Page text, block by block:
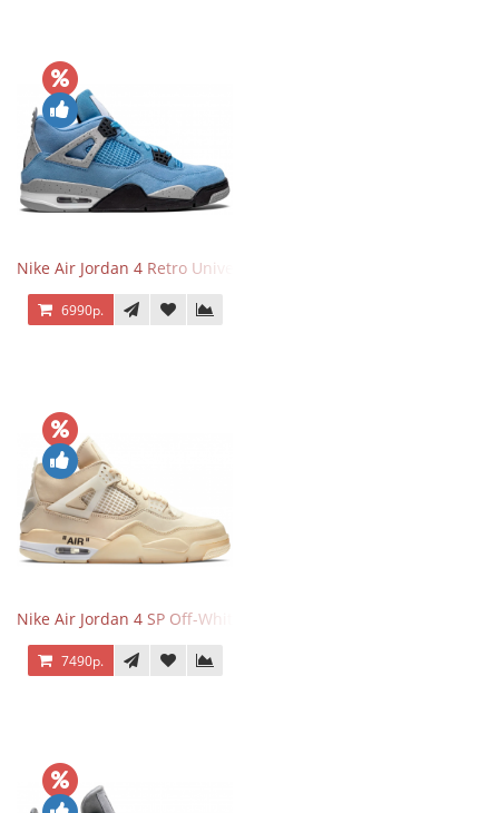
Nike Air Jordan 4 Retro University Blue
6990р.
Nike Air Jordan 4 SP Off-White Sail
7490р.